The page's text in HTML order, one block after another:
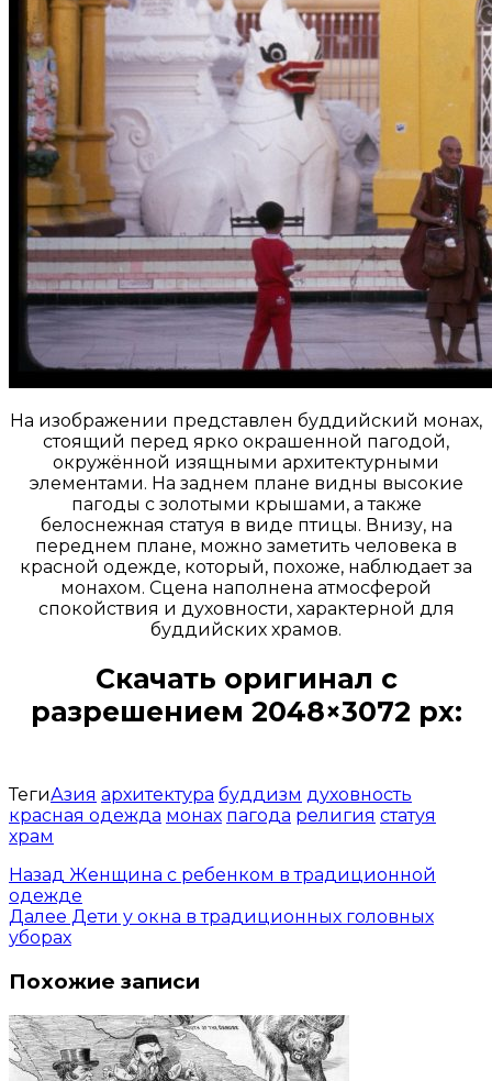
На изображении представлен буддийский монах,
стоящий перед ярко окрашенной пагодой,
окружённой изящными архитектурными
элементами. На заднем плане видны высокие
пагоды с золотыми крышами, а также
белоснежная статуя в виде птицы. Внизу, на
переднем плане, можно заметить человека в
красной одежде, который, похоже, наблюдает за
монахом. Сцена наполнена атмосферой
спокойствия и духовности, характерной для
буддийских храмов.
Скачать оригинал с
разрешением 2048×3072 px:
ТегиАзия архитектура буддизм духовность
красная одежда монах пагода религия статуя
храм
Назад Женщина с ребенком в традиционной
одежде
Далее Дети у окна в традиционных головных
уборах
Похожие записи